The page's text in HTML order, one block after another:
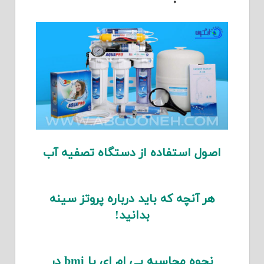
اصول استفاده از دستگاه تصفیه آب
هر آنچه که باید درباره پروتز سینه
بدانید!